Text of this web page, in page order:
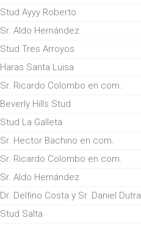
Stud Ayyy Roberto
Sr. Aldo Hernández
Stud Tres Arroyos
Haras Santa Luisa
Sr. Ricardo Colombo en com.
Beverly Hills Stud
Stud La Galleta
Sr. Hector Bachino en com.
Sr. Ricardo Colombo en com.
Sr. Aldo Hernández
Dr. Delfino Costa y Sr. Daniel Dutra
Stud Salta